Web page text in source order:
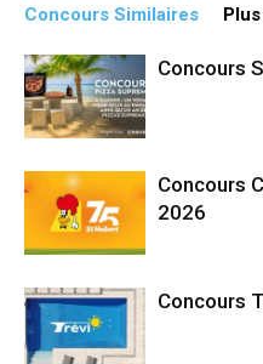
Concours Similaires
Concours
Concours
2026
Concours